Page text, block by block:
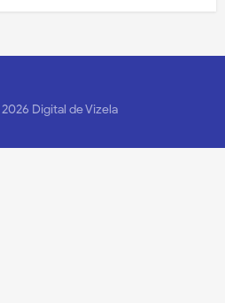
2026 Digital de Vizela